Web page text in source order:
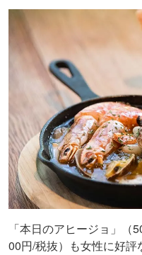
「本日のアヒージョ」
00円/税抜）も女性に好評